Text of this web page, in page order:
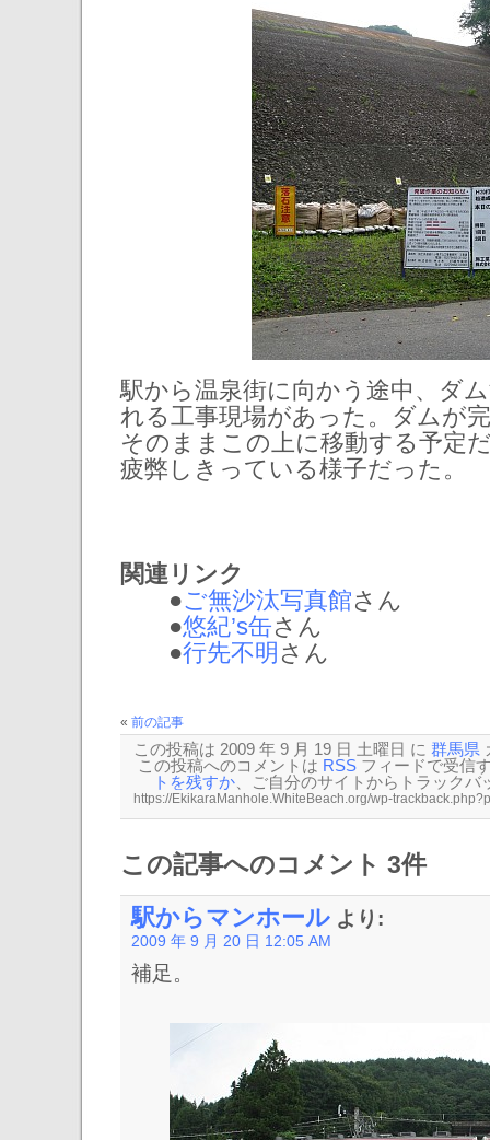
駅から温泉街に向かう途中、ダ
れる工事現場があった。ダムが
そのままこの上に移動する予定
疲弊しきっている様子だった。
関連リンク
●ご無沙汰写真館さん
●悠紀’s缶さん
●行先不明 さん
« 前の記事
この投稿は 2009 年 9 月 19 日 土曜日 に 群馬県
この投稿へのコメントは RSS フィードで受信
トを残すか 、ご自分のサイトから トラックバ
この記事へのコメント 3件
駅からマンホール より:
2009 年 9 月 20 日 12:05 AM
補足。